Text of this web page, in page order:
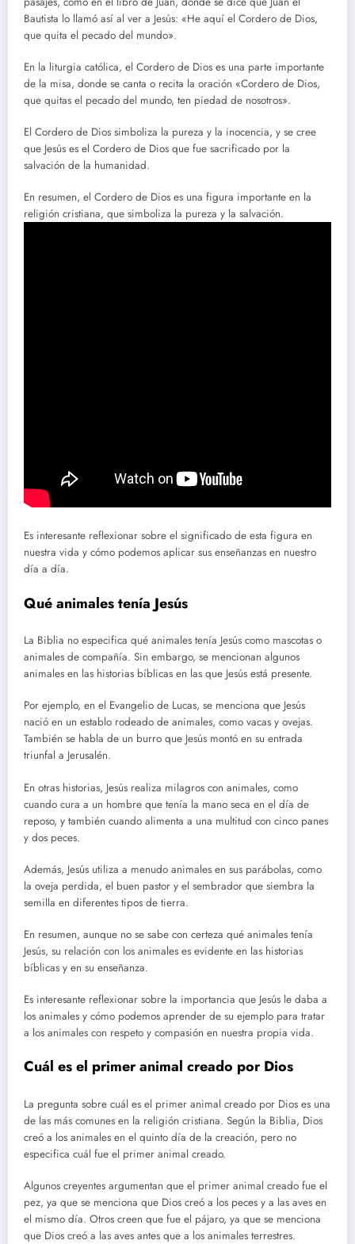
Bautista lo llamó así al ver a Jesús: «He aquí el Cordero de Dios,
que quita el pecado del mundo».
En la liturgia católica, el Cordero de Dios es una parte importante
de la misa, donde se canta o recita la oración «Cordero de Dios,
que quitas el pecado del mundo, ten piedad de nosotros».
El Cordero de Dios simboliza la pureza y la inocencia, y se cree
que Jesús es el Cordero de Dios que fue sacrificado por la
salvación de la humanidad.
En resumen, el Cordero de Dios es una figura importante en la
religión cristiana, que simboliza la pureza y la salvación.
Es interesante reflexionar sobre el significado de esta figura en
nuestra vida y cómo podemos aplicar sus enseñanzas en nuestro
día a día.
Qué animales tenía Jesús
La Biblia no especifica qué animales tenía Jesús como mascotas o
animales de compañía. Sin embargo, se mencionan algunos
animales en las historias bíblicas en las que Jesús está presente.
Por ejemplo, en el Evangelio de Lucas, se menciona que Jesús
nació en un establo rodeado de animales, como vacas y ovejas.
También se habla de un burro que Jesús montó en su entrada
triunfal a Jerusalén.
En otras historias, Jesús realiza milagros con animales, como
cuando cura a un hombre que tenía la mano seca en el día de
reposo, y también cuando alimenta a una multitud con cinco panes
y dos peces.
Además, Jesús utiliza a menudo animales en sus parábolas, como
la oveja perdida, el buen pastor y el sembrador que siembra la
semilla en diferentes tipos de tierra.
En resumen, aunque no se sabe con certeza qué animales tenía
Jesús, su relación con los animales es evidente en las historias
bíblicas y en su enseñanza.
Es interesante reflexionar sobre la importancia que Jesús le daba a
los animales y cómo podemos aprender de su ejemplo para tratar
a los animales con respeto y compasión en nuestra propia vida.
Cuál es el primer animal creado por Dios
La pregunta sobre cuál es el primer animal creado por Dios es una
de las más comunes en la religión cristiana. Según la Biblia, Dios
creó a los animales en el quinto día de la creación, pero no
especifica cuál fue el primer animal creado.
Algunos creyentes argumentan que el primer animal creado fue el
pez, ya que se menciona que Dios creó a los peces y a las aves en
el mismo día. Otros creen que fue el pájaro, ya que se menciona
que Dios creó a las aves antes que a los animales terrestres.